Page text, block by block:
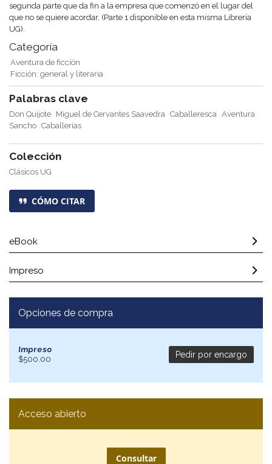
segunda parte que da fin a la empresa que comenzó en el lugar del
que no se quiere acordar. (Parte 1 disponible en esta misma Librería
UG).
Categoría
Aventura de ficción
Ficción: general y literaria
Palabras clave
Don Quijote Miguel de Cervantes Saavedra Caballeresca Aventura
Sancho Caballerías
Colección
Clásicos UG
CÓMO CITAR
eBook
Impreso
Opciones de compra
Impreso
$500.00
Pedir por encargo
Acceso abierto
Consultar